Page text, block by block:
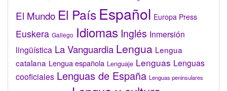
El Mundo El País Español Europa Press
Euskera Gallego Idiomas Inglés Inmersión
lingüística La Vanguardia Lengua Lengua
catalana Lengua española Lenguaje Lenguas Lenguas
cooficiales Lenguas de España Lenguas peninsulares